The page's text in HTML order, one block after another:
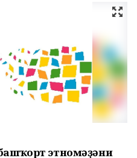
башҡорт этномәҙәни